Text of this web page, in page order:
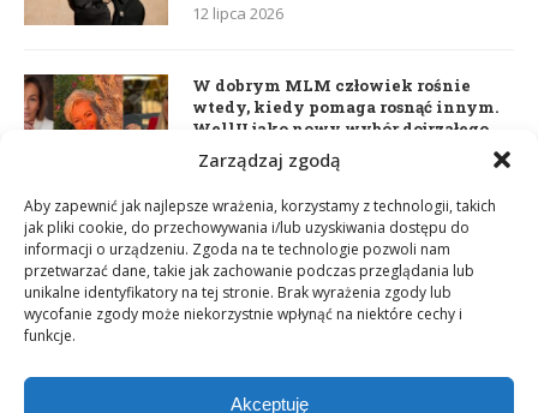
Zarządzaj zgodą
Aby zapewnić jak najlepsze wrażenia, korzystamy z technologii, takich
jak pliki cookie, do przechowywania i/lub uzyskiwania dostępu do
informacji o urządzeniu. Zgoda na te technologie pozwoli nam
przetwarzać dane, takie jak zachowanie podczas przeglądania lub
unikalne identyfikatory na tej stronie. Brak wyrażenia zgody lub
wycofanie zgody może niekorzystnie wpłynąć na niektóre cechy i
funkcje.
Akceptuję
12 lipca 2026
W dobrym MLM człowiek rośnie
wtedy, kiedy pomaga rosnąć innym.
WellU jako nowy wybór dojrzałego
lidera
Daria Dudzik. Kocham Cię
17 kwietnia 2026